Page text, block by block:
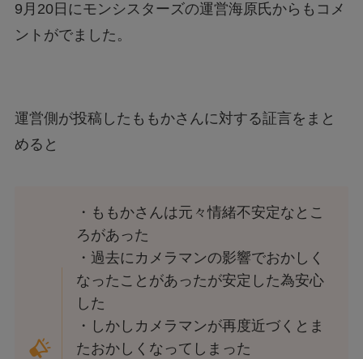
9月20日にモンシスターズの運営海原氏からもコメ
ントがでました。
運営側が投稿したももかさんに対する証言をまと
めると
・ももかさんは元々情緒不安定なとこ
ろがあった
・過去にカメラマンの影響でおかしく
なったことがあったが安定した為安心
した
・しかしカメラマンが再度近づくとま
たおかしくなってしまった